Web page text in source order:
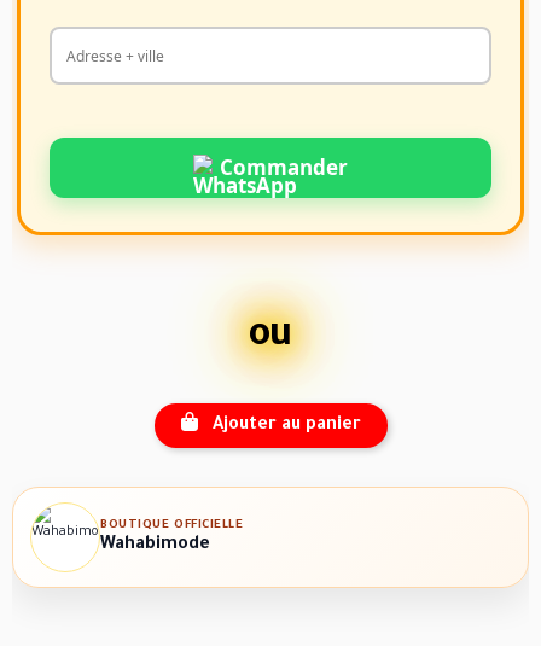
Commander
ou
Ajouter au panier
BOUTIQUE OFFICIELLE
Wahabimode